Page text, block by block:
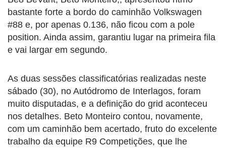
bastante forte a bordo do caminhão Volkswagen
#88 e, por apenas 0.136, não ficou com a pole
position. Ainda assim, garantiu lugar na primeira fila
e vai largar em segundo.
As duas sessões classificatórias realizadas neste
sábado (30), no Autódromo de Interlagos, foram
muito disputadas, e a definição do grid aconteceu
nos detalhes. Beto Monteiro contou, novamente,
com um caminhão bem acertado, fruto do excelente
trabalho da equipe R9 Competições, que lhe